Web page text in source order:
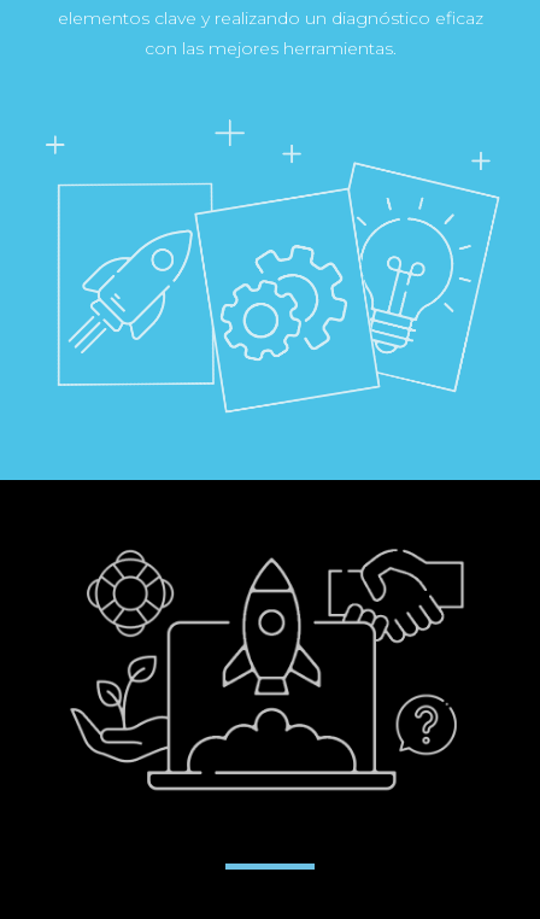
elementos clave y realizando un diagnóstico eficaz
con las mejores herramientas.